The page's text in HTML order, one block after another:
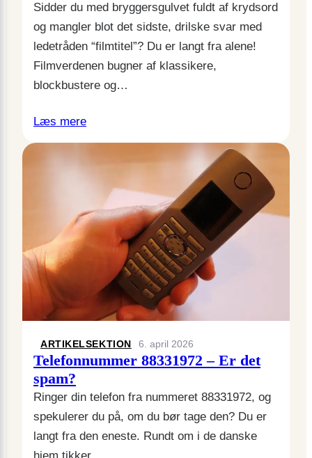
Sidder du med bryggersgulvet fuldt af krydsord
og mangler blot det sidste, drilske svar med
ledetråden “filmtitel”? Du er langt fra alene!
Filmverdenen bugner af klassikere,
blockbustere og…
Læs mere
ARTIKELSEKTION 6. april 2026
Telefonnummer 88331972 – Er det
spam?
Ringer din telefon fra nummeret 88331972, og
spekulerer du på, om du bør tage den? Du er
langt fra den eneste. Rundt om i de danske